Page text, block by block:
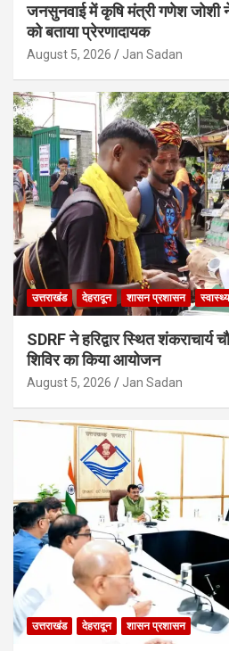
जनसुनवाई में कृषि मंत्री गणेश जोशी
को बताया प्रेरणादायक
August 5, 2026 Jan Sadan
उत्तराखंड देहरादून शासन प्रशासन स्वास्थ्य
SDRF ने हरिद्वार स्थित शंकराचार्य
शिविर का किया आयोजन
August 5, 2026 Jan Sadan
उत्तराखंड देहरादून शासन प्रशासन